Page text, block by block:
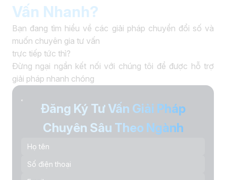
Vấn Nhanh?
Bạn đang tìm hiểu về các giải pháp chuyển đổi số và
muốn chuyên gia tư vấn
trực tiếp tức thì?
Đừng ngại ngần kết nối với chúng tôi để được hỗ trợ
giải pháp nhanh chóng
Đăng Ký Tư Vấn Giải Pháp
Chuyên Sâu Theo Ngành